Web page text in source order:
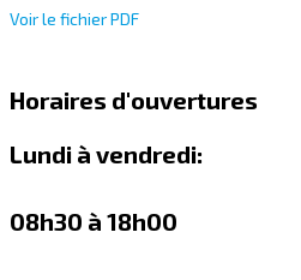
Voir le fichier PDF
Horaires d'ouvertures
Lundi à vendredi:
08h30 à 18h00